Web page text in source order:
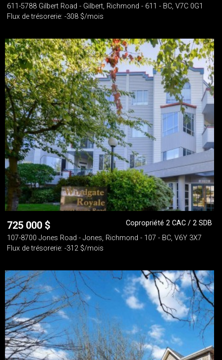
611-5788 Gilbert Road - Gilbert, Richmond - 611 - BC, V7C 0G1
Flux de trésorerie: -308 $/mois
725 000 $
Copropriété 2 CAC / 2 SDB
107-8700 Jones Road - Jones, Richmond - 107 - BC, V6Y 3X7
Flux de trésorerie: -312 $/mois